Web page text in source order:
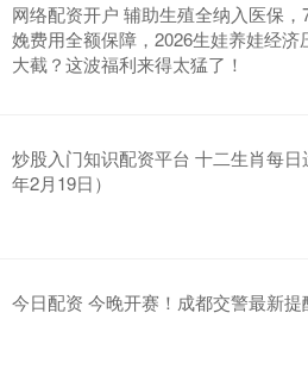
网络配资开户 辅助生殖全纳入医保，
娩费用全额保障，2026生娃养娃经济
大截？这波福利来得太猛了！
炒股入门知识配资平台 十二生肖每日
年2月19日）
今日配资 今晚开赛！成都交警最新提